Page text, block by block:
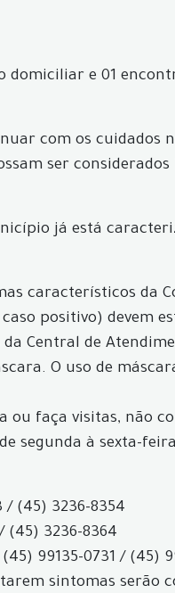
domiciliar e 01
com os
ser considerados
já está
característicos da
positivo) devem
Central de
O uso de
ou faça visitas, não
segunda à sexta-
/ (45) 3236-8354
(45) 3236-8364
99135-0731 / (45)
sintomas serão